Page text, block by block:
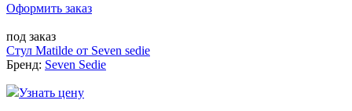
Оформить заказ
под заказ
Стул Matilde от Seven sedie
Бренд: Seven Sedie
Узнать цену